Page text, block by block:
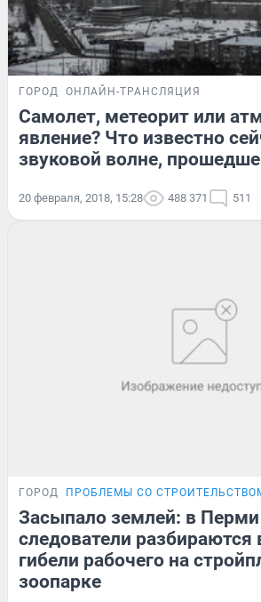
ГОРОД ОНЛАЙН-ТРАНСЛЯЦИЯ
Самолет, метеорит или
явление? Что известно
звуковой волне,
20 февраля, 2018, 15:28 488 371 511
ГОРОД ПРОБЛЕМЫ СО
Засыпало землей: в Перми
следователи разбираются
гибели рабочего на
зоопарке